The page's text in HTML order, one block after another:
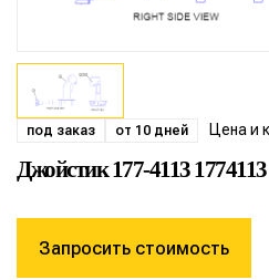
под заказ от 10 дней Цена и
Джойстик 177-4113
Запросить стоимость